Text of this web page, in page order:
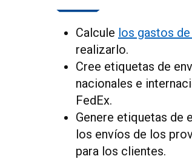
Calcule los gastos
realizarlo.
Cree etiquetas de
nacionales e
FedEx.
Genere etiquetas de
los envíos de los
para los clientes.